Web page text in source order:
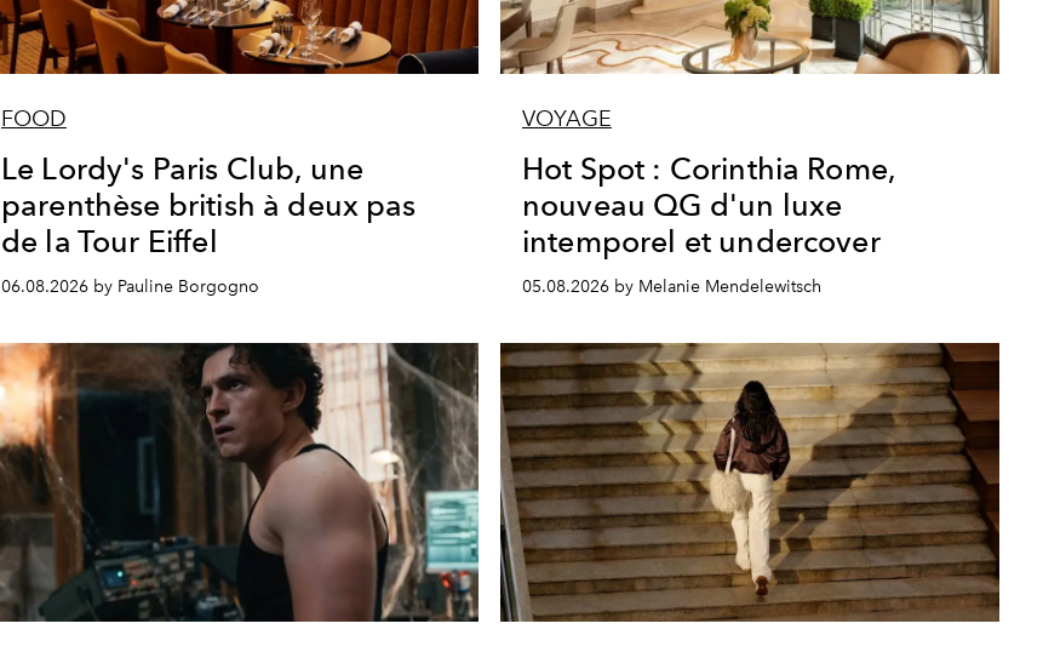
FOOD
Le Lordy's Paris Club, une
parenthèse british à deux pas
de la Tour Eiffel
06.08.2026 by Pauline Borgogno
VOYAGE
Hot Spot : Corinthia Rome,
nouveau QG d'un luxe
intemporel et undercover
05.08.2026 by Melanie Mendelewitsch